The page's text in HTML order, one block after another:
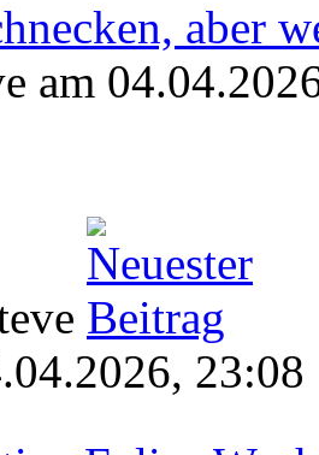
aber
am
23:08